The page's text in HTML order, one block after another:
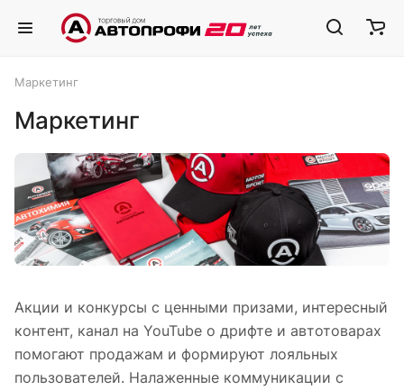
Маркетинг
Маркетинг
Акции и конкурсы с ценными призами, интересный
контент, канал на YouTube о дрифте и автотоварах
помогают продажам и формируют лояльных
пользователей. Налаженные коммуникации с